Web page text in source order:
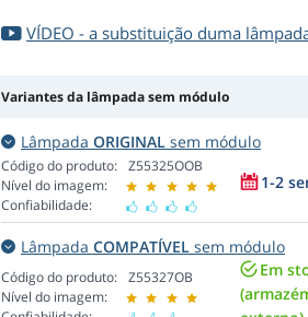
VÍDEO - a substituição duma
Variantes da lâmpada sem módulo
Lâmpada ORIGINAL sem módulo
Código do produto:
Nível do imagem:
Confiabilidade:
Z55325OOB
1-2
Lâmpada COMPATÍVEL sem módulo
Código do produto:
Nível do imagem:
Z55327OB
Em